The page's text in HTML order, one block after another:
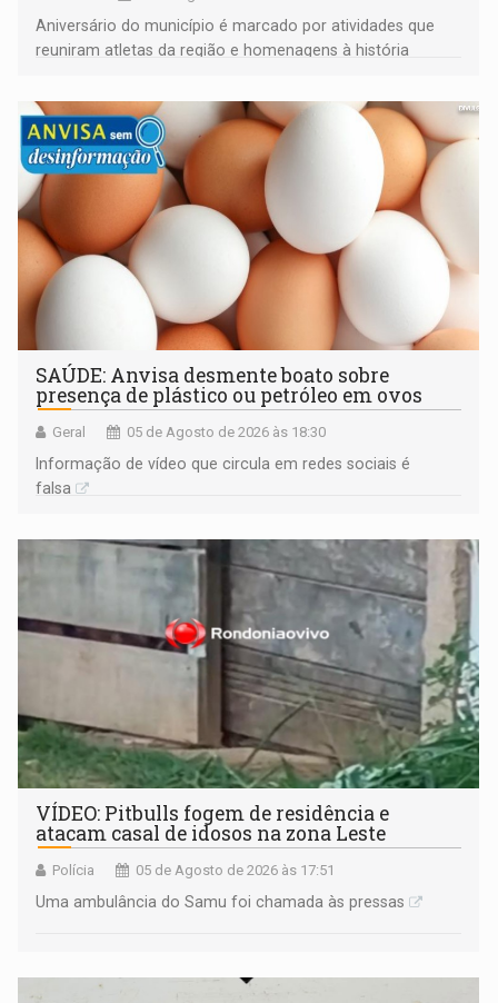
Aniversário do município é marcado por atividades que
reuniram atletas da região e homenagens à história
SAÚDE: Anvisa desmente boato sobre
presença de plástico ou petróleo em ovos
Geral 05 de Agosto de 2026 às 18:30
Informação de vídeo que circula em redes sociais é
falsa
VÍDEO: Pitbulls fogem de residência e
atacam casal de idosos na zona Leste
Polícia 05 de Agosto de 2026 às 17:51
Uma ambulância do Samu foi chamada às pressas